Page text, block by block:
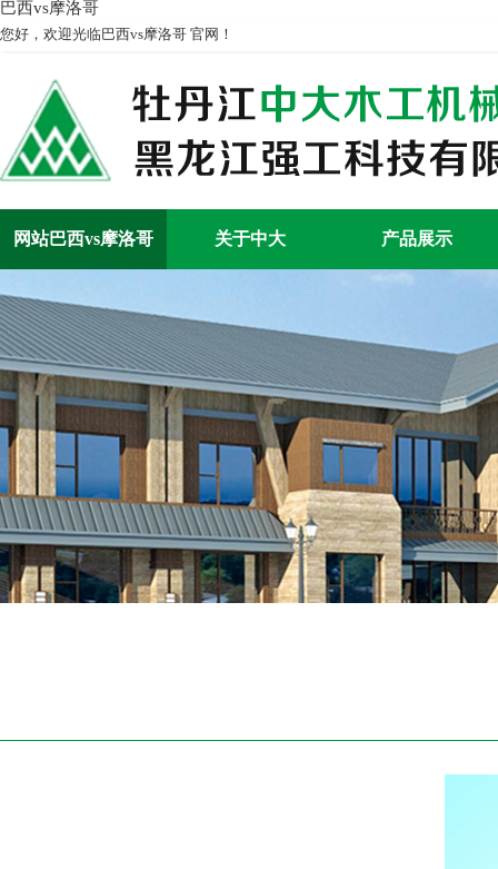
巴西vs摩洛哥
您好，欢迎光临巴西vs摩洛哥 官网！
网站巴西vs摩洛哥 关于中大 产品展示